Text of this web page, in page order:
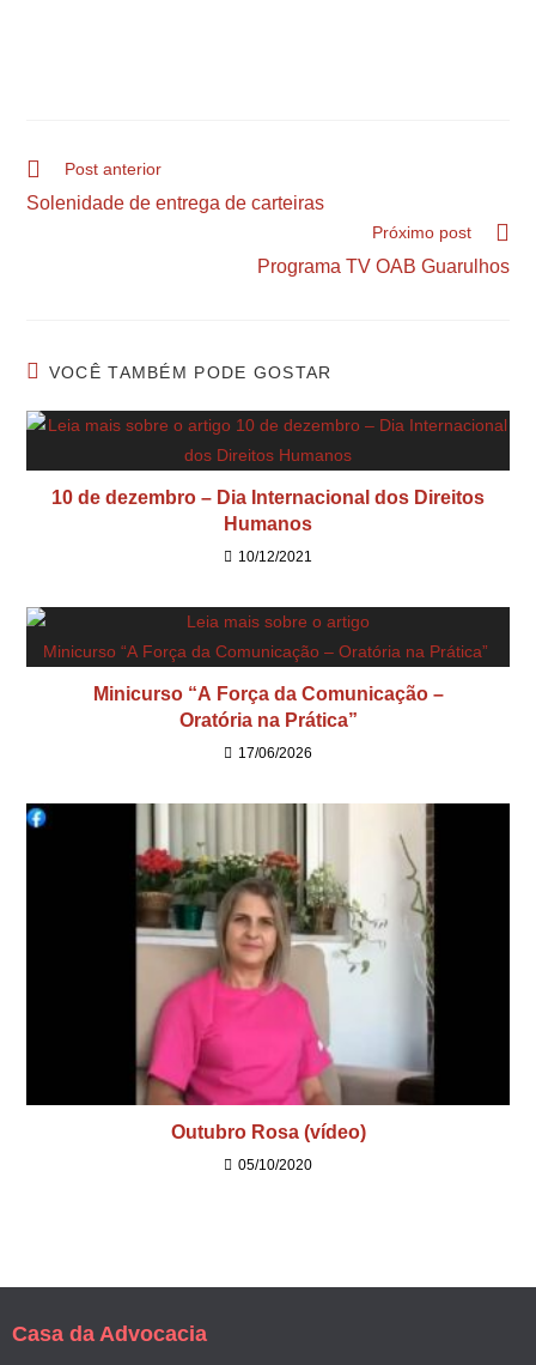
Post anterior
Solenidade de entrega de carteiras
Próximo post
Programa TV OAB Guarulhos
VOCÊ TAMBÉM PODE GOSTAR
10 de dezembro – Dia Internacional dos Direitos
Humanos
10/12/2021
Minicurso “A Força da Comunicação –
Oratória na Prática”
17/06/2026
Outubro Rosa (vídeo)
05/10/2020
Casa da Advocacia